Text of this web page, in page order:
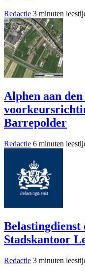
Redactie 3 minuten
Alphen aan
Barrepolder
Redactie 6 minuten
Belastingdienst
Stadskantoor
Redactie 3 minuten